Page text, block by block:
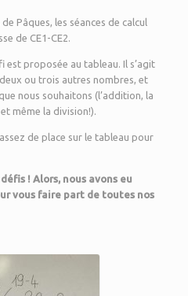
Pâques, les séances de calcul
de CE1-CE2.
est proposée au tableau. Il s’agit
ou trois autres nombres, et
nous souhaitons (l’addition, la
même la division!).
de place sur le tableau pour
! Alors, nous avons eu
vous faire part de toutes nos